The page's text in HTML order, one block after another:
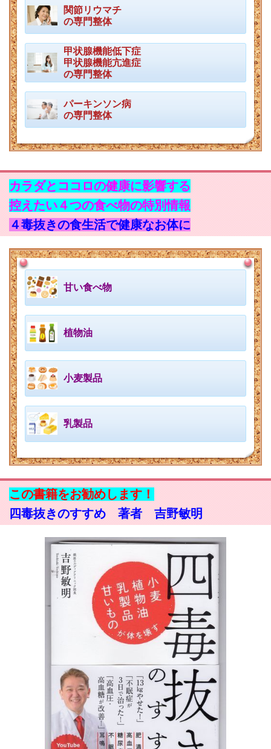
関節リウマチ
の専門整体
甲状腺機能低下症
甲状腺機能亢進症
の専門整体
パーキンソン病
の専門整体
カラダとココロの健康に影響する
控えたい４つの食べ物の特別情報
４毒抜きの食生活で健康なお体に
甘い食べ物
植物油
小麦製品
乳製品
この書籍をお勧めします！
四毒抜きのすすめ 著者 吉野敏明